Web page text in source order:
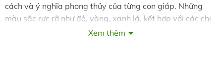
cách và ý nghĩa phong thủy của từng con giáp. Những
màu sắc rực rỡ như đỏ, vàng, xanh lá, kết hợp với các chi
tiết in nổi hoặc ép nhũ, không chỉ làm tăng giá trị thẩm
Xem thêm